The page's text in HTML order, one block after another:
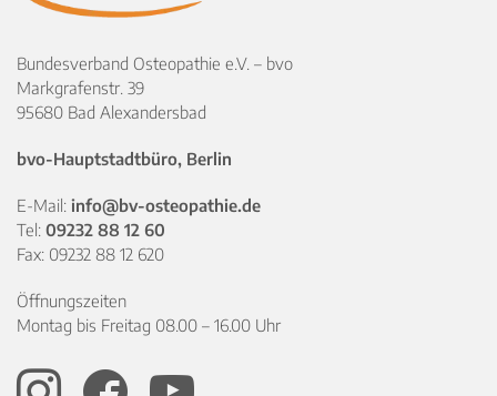
Bundesverband Osteopathie e.V. – bvo
Markgrafenstr. 39
95680 Bad Alexandersbad
bvo-Hauptstadtbüro, Berlin
E-Mail: info@bv-osteopathie.de
Tel: 09232 88 12 60
Fax: 09232 88 12 620
Öffnungszeiten
Montag bis Freitag 08.00 – 16.00 Uhr